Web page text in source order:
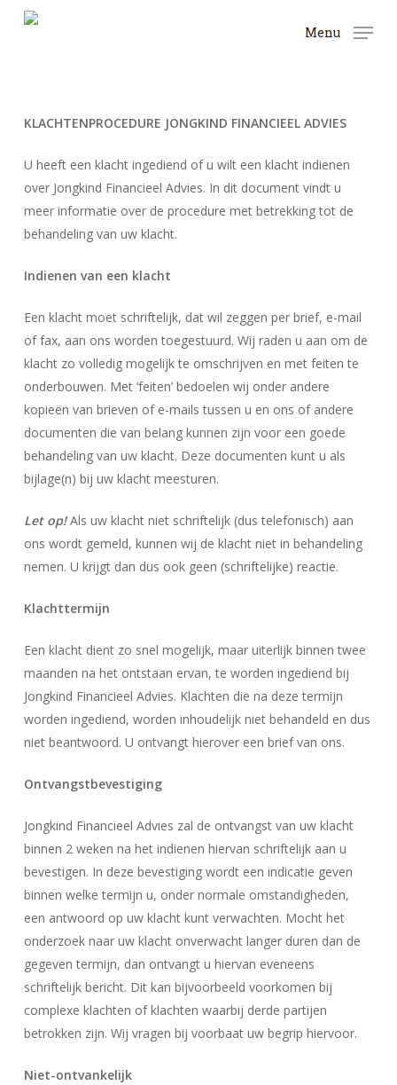
Menu
KLACHTENPROCEDURE JONGKIND FINANCIEEL ADVIES
U heeft een klacht ingediend of u wilt een klacht indienen
over Jongkind Financieel Advies. In dit document vindt u
meer informatie over de procedure met betrekking tot de
behandeling van uw klacht.
Indienen van een klacht
Een klacht moet schriftelijk, dat wil zeggen per brief, e-mail
of fax, aan ons worden toegestuurd. Wij raden u aan om de
klacht zo volledig mogelijk te omschrijven en met feiten te
onderbouwen. Met ‘feiten’ bedoelen wij onder andere
kopieën van brieven of e-mails tussen u en ons of andere
documenten die van belang kunnen zijn voor een goede
behandeling van uw klacht. Deze documenten kunt u als
bijlage(n) bij uw klacht meesturen.
Let op!Als uw klacht niet schriftelijk (dus telefonisch) aan
ons wordt gemeld, kunnen wij de klacht niet in behandeling
nemen. U krijgt dan dus ook geen (schriftelijke) reactie.
Klachttermijn
Een klacht dient zo snel mogelijk, maar uiterlijk binnen twee
maanden na het ontstaan ervan, te worden ingediend bij
Jongkind Financieel Advies. Klachten die na deze termijn
worden ingediend, worden inhoudelijk niet behandeld en dus
niet beantwoord. U ontvangt hierover een brief van ons.
Ontvangstbevestiging
Jongkind Financieel Advies zal de ontvangst van uw klacht
binnen 2 weken na het indienen hiervan schriftelijk aan u
bevestigen. In deze bevestiging wordt een indicatie geven
binnen welke termijn u, onder normale omstandigheden,
een antwoord op uw klacht kunt verwachten. Mocht het
onderzoek naar uw klacht onverwacht langer duren dan de
gegeven termijn, dan ontvangt u hiervan eveneens
schriftelijk bericht. Dit kan bijvoorbeeld voorkomen bij
complexe klachten of klachten waarbij derde partijen
betrokken zijn. Wij vragen bij voorbaat uw begrip hiervoor.
Niet-ontvankelijk